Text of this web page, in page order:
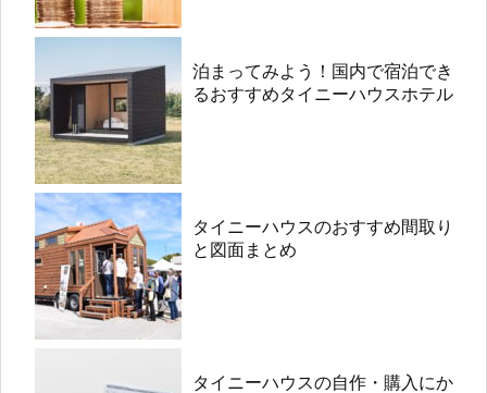
泊まってみよう！国内で宿泊でき
るおすすめタイニーハウスホテル
タイニーハウスのおすすめ間取り
と図面まとめ
タイニーハウスの自作・購入にか